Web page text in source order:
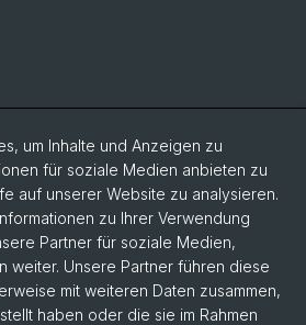
um Inhalte und Anzeigen zu
für soziale Medien anbieten zu
auf unserer Website zu analysieren.
zu Ihrer Verwendung
Partner für soziale Medien,
weiter. Unsere Partner führen diese
mit weiteren Daten zusammen,
haben oder die sie im Rahmen